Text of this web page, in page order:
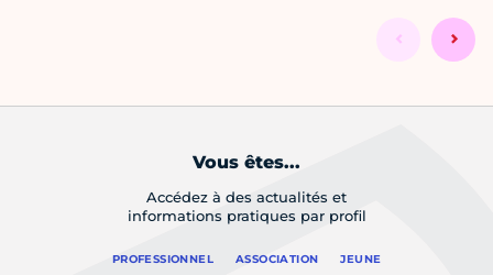
Vous êtes...
Accédez à des actualités et
informations pratiques par profil
PROFESSIONNEL ASSOCIATION JEUNE